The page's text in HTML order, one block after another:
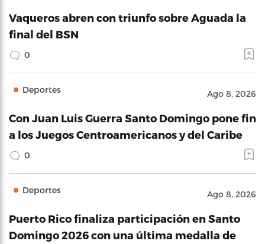
Vaqueros abren con triunfo sobre Aguada la
final del BSN
0
Deportes Ago 8, 2026
Con Juan Luis Guerra Santo Domingo pone fin
a los Juegos Centroamericanos y del Caribe
0
Deportes Ago 8, 2026
Puerto Rico finaliza participación en Santo
Domingo 2026 con una última medalla de